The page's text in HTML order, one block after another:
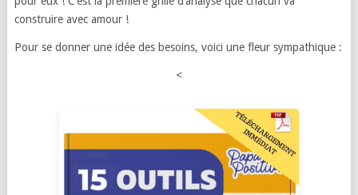
construire avec amour !
Pour se donner une idée des besoins, voici une fleur sympathique :
<